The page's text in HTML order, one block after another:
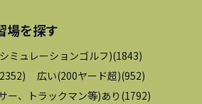
場を探す
ミュレーションゴルフ)(1843)
2352) 広い(200ヤード超)(952)
ー、トラックマン等)あり (1792)